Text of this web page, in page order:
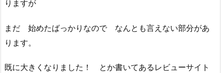
りますが
まだ 始めたばっかりなので なんとも言えない部分があ
ります。
既に大きくなりました！ とか書いてあるレビューサイト